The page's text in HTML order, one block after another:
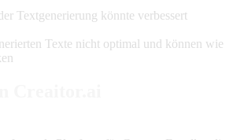
Textgenerierung könnte verbessert
Texte nicht optimal und können wie